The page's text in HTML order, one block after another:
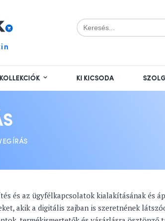
Search
for:
KOLLEKCIÓK KI KICSODA
és az ügyfélkapcsolatok kialakításának és
akik a digitális zajban is szeretnének